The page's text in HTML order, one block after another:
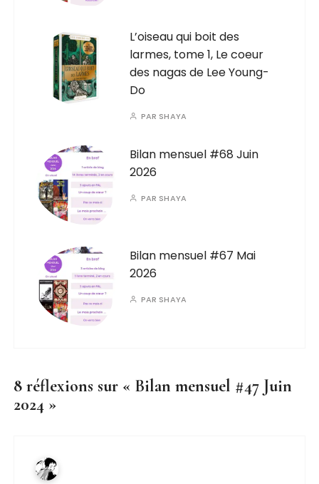
L’oiseau qui boit des
larmes, tome 1, Le coeur
des nagas de Lee Young-
Do
PAR SHAYA
Bilan mensuel #68 Juin
2026
PAR SHAYA
Bilan mensuel #67 Mai
2026
PAR SHAYA
8 réflexions sur « Bilan mensuel #47 Juin
2024 »